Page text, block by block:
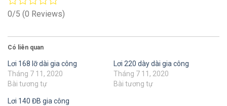
0/5 (0 Reviews)
Có liên quan
Lơi 168 lỡ dài gia công
Tháng 7 11, 2020
Bài tương tự
Lơi 220 dày dài gia công
Tháng 7 11, 2020
Bài tương tự
Lơi 140 ĐB gia công